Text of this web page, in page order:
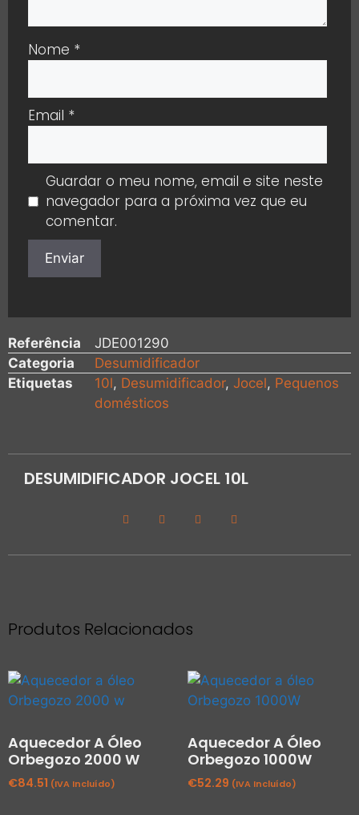
Nome *
Email *
Guardar o meu nome, email e site neste
navegador para a próxima vez que eu
comentar.
Referência
JDE001290
Categoria
Desumidificador
Etiquetas
10l, Desumidificador, Jocel, Pequenos
domésticos
DESUMIDIFICADOR JOCEL 10L
Produtos Relacionados
Aquecedor A Óleo
Orbegozo 2000 W
€84.51 (IVA Incluído)
Aquecedor A Óleo
Orbegozo 1000W
€52.29 (IVA Incluído)